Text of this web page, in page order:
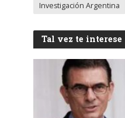
Investigación Argentina
Tal vez te interese